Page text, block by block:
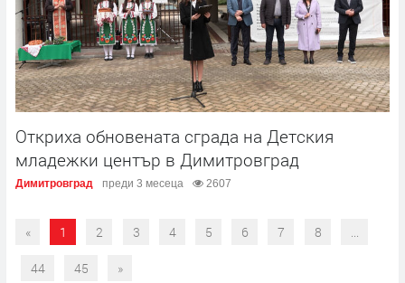
Откриха обновената сграда на Детския
младежки център в Димитровград
Димитровград преди 3 месеца 2607
« 1 2 3 4 5 6 7 8
44 45 »